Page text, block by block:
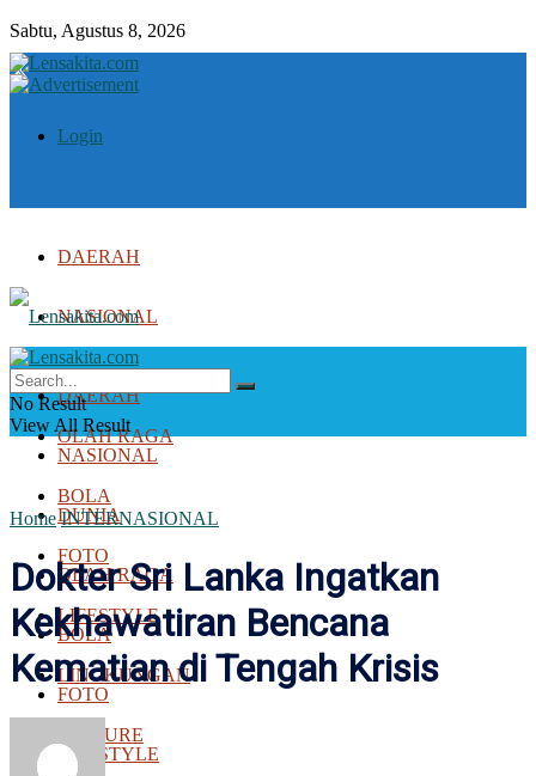
Sabtu, Agustus 8, 2026
Login
DAERAH
NASIONAL
DUNIA
OLAH RAGA
BOLA
FOTO
LIFESTYLE
LINGKUNGAN
FEATURE
DAERAH
NASIONAL
DUNIA
OLAH RAGA
BOLA
FOTO
LIFESTYLE
No Result
View All Result
Home INTERNASIONAL
Dokter Sri Lanka Ingatkan
Kekhawatiran Bencana
Kematian di Tengah Krisis